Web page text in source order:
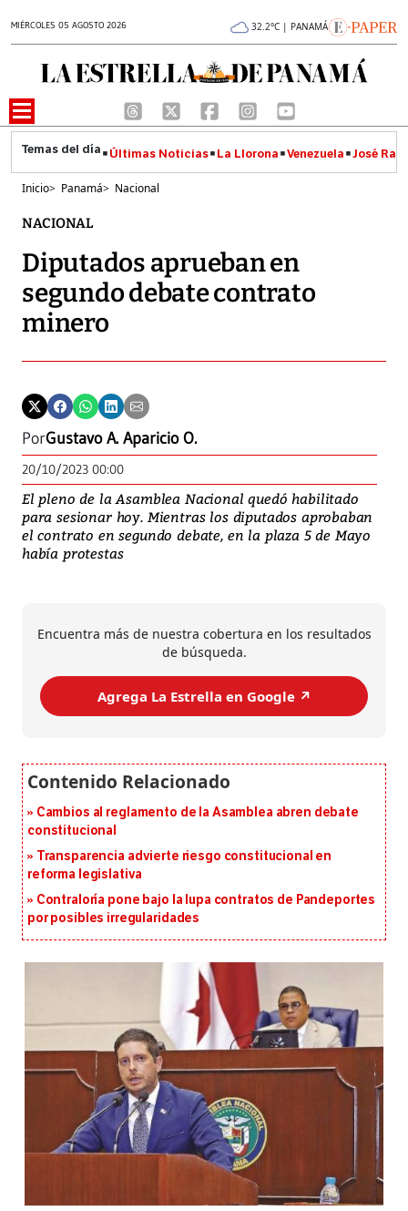
MIÉRCOLES 05 AGOSTO 2026 32.2°C | PANAMÁ
Últimas Noticias La Llorona Venezuela José
Inicio> Panamá> Nacional
NACIONAL
Diputados aprueban en
segundo debate contrato
minero
PorGustavo A. Aparicio O.
20/10/2023 00:00
El pleno de la Asamblea Nacional quedó habilitado
para sesionar hoy. Mientras los diputados aprobaban
el contrato en segundo debate, en la plaza 5 de Mayo
había protestas
Encuentra más de nuestra cobertura en los resultados
de búsqueda.
Agrega La Estrella en Google ↗️
Cambios al reglamento de la Asamblea abren debate
constitucional
Transparencia advierte riesgo constitucional en
reforma legislativa
Contraloría pone bajo la lupa contratos de Pandeportes
por posibles irregularidades